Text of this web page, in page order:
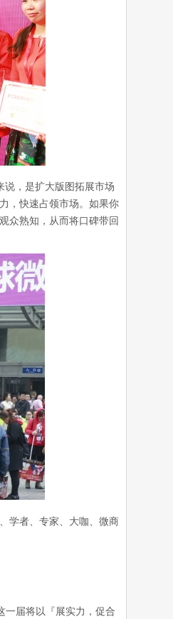
，是扩大版图拓展市场
，快速占领市场。如果你
众熟知，从而将口碑带回
学者、专家、大咖、微商
届将以『展实力，促合